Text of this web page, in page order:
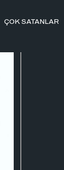
ÇOK SATANLAR